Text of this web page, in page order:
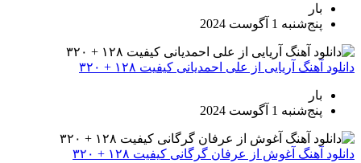
بار
پنج‌شنبه 1 آگوست 2024
دانلود آهنگ آریایی از علی احمدیانی کیفیت ۱۲۸ + ۳۲۰
بار
پنج‌شنبه 1 آگوست 2024
دانلود آهنگ آغوش از عرفان گرگانی کیفیت ۱۲۸ + ۳۲۰